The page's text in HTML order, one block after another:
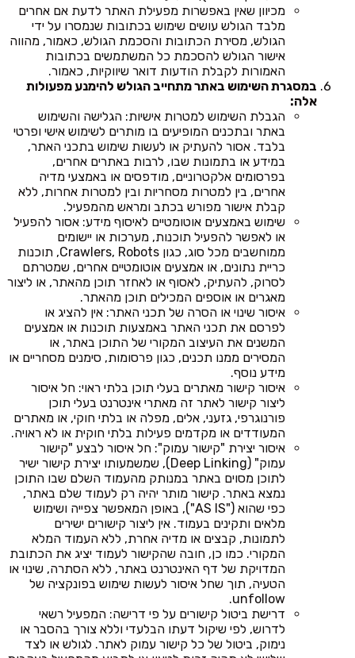
מכיוון שאין באפשרות מפעילת האתר לדעת אם אחרים
מלבד הגולש עושים שימוש בכתובות שנמסרו על ידי
הגולש, מסירת הכתובות והסכמת הגולש, כאמור, מהווה
אישור הגולש להסכמת כל המשתמשים בכתובות
האמורות לקבלת הודעות דואר שיווקיות, כאמור.
במסגרת השימוש באתר מתחייב הגולש להימנע מפעולות
אלה:
הגבלת השימוש למטרות אישיות: הגלישה והשימוש
באתר ובתכנים המופיעים בו מותרים לשימוש אישי ופרטי
בלבד. אסור להעתיק או לעשות שימוש בתכני האתר,
במידע או בתמונות שבו, לרבות באתרים אחרים,
בפרסומים אלקטרוניים, מודפסים או באמצעי מדיה
אחרים, בין למטרות מסחריות ובין למטרות אחרות, ללא
קבלת אישור מפורש בכתב ומראש מהמפעיל.
שימוש באמצעים אוטומטיים לאיסוף מידע: אסור להפעיל
או לאפשר להפעיל תוכנות, מערכות או יישומים
ממוחשבים מכל סוג, כגון Crawlers, Robots, תוכנות
כריית נתונים, או אמצעים אוטומטיים אחרים, שמטרתם
לסרוק, להעתיק, לאסוף או לאחזר תוכן מהאתר, או ליצור
מאגרים או אוספים המכילים תוכן מהאתר.
איסור שינוי או הסרה של תכני האתר: אין להציג או
לפרסם את תכני האתר באמצעות תוכנות או אמצעים
המשנים את העיצוב המקורי של התוכן באתר, או
המסירים ממנו תכנים, כגון פרסומות, סימנים מסחריים או
מידע נוסף.
איסור קישור מאתרים בעלי תוכן בלתי ראוי: חל איסור
ליצור קישור לאתר זה מאתרי אינטרנט בעלי תוכן
פורנוגרפי, גזעני, אלים, מפלה או בלתי חוקי, או מאתרים
המעודדים או מקדמים פעילות בלתי חוקית או לא ראויה.
איסור יצירת "קישור עמוק": חל איסור לבצע "קישור
עמוק" (Deep Linking), שמשמעותו יצירת קישור ישיר
לתוכן מסוים באתר במנותק מהעמוד השלם שבו התוכן
נמצא באתר. קישור מותר יהיה רק לעמוד שלם באתר,
כפי שהוא ("AS IS"), באופן המאפשר צפייה ושימוש
מלאים ותקינים בעמוד. אין ליצור קישורים ישירים
לתמונות, קבצים או מדיה אחרת, ללא העמוד המלא
המקורי. כמו כן, חובה שהקישור לעמוד יציג את הכתובת
המדויקת של דף האינטרנט באתר, ללא הסתרה, שינוי או
הטעיה, תוך שחל איסור לעשות שימוש בפונקציה של
unfollow.
דרישת ביטול קישורים על פי דרישה: המפעיל רשאי
לדרוש, לפי שיקול דעתו הבלעדי וללא צורך בהסבר או
נימוק, ביטול של כל קישור עמוק לאתר. לגולש או לצד